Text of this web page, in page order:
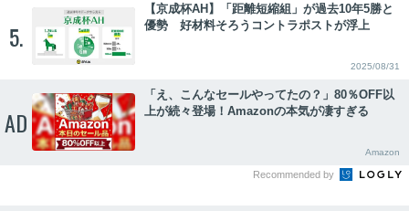
5.
【京成杯AH】「距離短縮組」が過去10年5勝と
優勢 好材料そろうコントラポストが浮上
2025/08/31
AD
「え、こんなセールやってたの？」80％OFF以
上が続々登場！Amazonの本気が凄すぎる
Amazon
Recommended by